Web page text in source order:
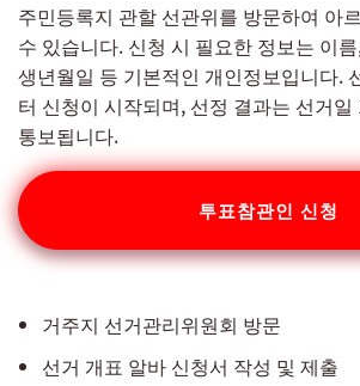
주민등록지 관할 선관위를 방문하여 아
수 있습니다. 신청 시 필요한 정보는 이
생년월일 등 기본적인 개인정보입니다.
터 신청이 시작되며, 선정 결과는 선거일
통보됩니다.
투표참관인 신청
거주지 선거관리위원회 방문
선거 개표 알바 신청서 작성 및 제출